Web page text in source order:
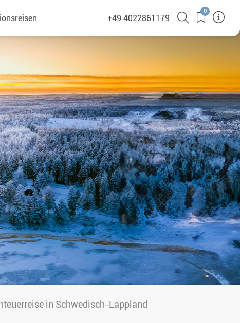
+49 4022861179
0
in Schwedisch-Lappland